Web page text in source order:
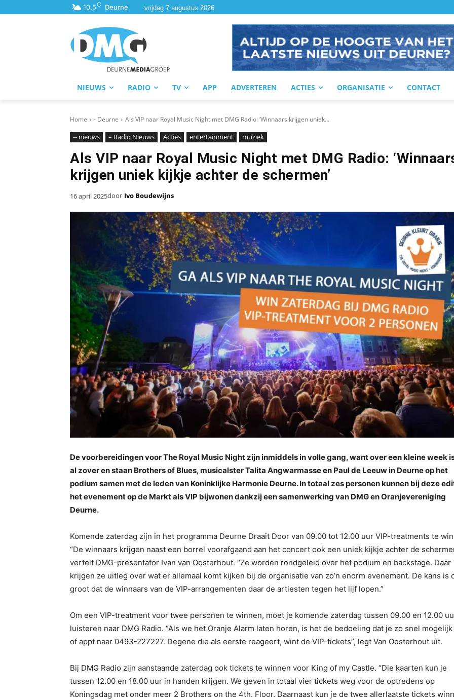
10.5C Deurne vrijdag 7 augustus 2026
NIEUWS RADIO TV APP ADVERTEREN ACTIES ORGANISATIE CONTACT
Home - Deurne Als VIP naar Royal Music Night met DMG Radio: ‘Winnaars krijgen uniek...
-- nieuws – Radio Nieuws Acties entertainment muziek
Als VIP naar Royal Music Night met DMG Radio:
krijgen uniek kijkje achter de schermen’
16 april 2025door Ivo Boudewijns
De voorbereidingen voor The Royal Music Night zijn inmiddels in volle gang, want over een kleine week
al zover en staan Brothers of Blues, musicalster Talita Angwarmasse en Paul de Leeuw in Deurne op het
podium samen met de leden van Koninklijke Harmonie Deurne. In totaal zes personen kunnen bij deze
het evenement op de Markt als VIP bijwonen dankzij een samenwerking van DMG en Oranjevereniging
Deurne.
Komende zaterdag zijn in het programma Deurne Draait Door van 09.00 tot 12.00 uur VIP-treatments te
“De winnaars krijgen naast een borrel voorafgaand aan het concert ook een uniek kijkje achter de
vertelt DMG-presentator Ivan van Oosterhout. “Ze worden rondgeleid over het podium en backstage. Daar
krijgen ze uitleg over wat er allemaal komt kijken bij de organisatie van zo’n enorm evenement. De kans is
groot dat de winnaars van de VIP-arrangementen daar de artiesten tegen het lijf lopen.”
Om een VIP-treatment voor twee personen te winnen, moet je komende zaterdag tussen 09.00 en 12.00
luisteren naar DMG Radio. “Als we het Oranje Alarm laten horen, is het de bedoeling dat je zo snel
of appt naar 0493-227227. Degene die als eerste reageert, wint de VIP-tickets”, legt Van Oosterhout uit.
Bij DMG Radio zijn aanstaande zaterdag ook tickets te winnen voor King of my Castle. “Die kaarten kun je
tussen 12.00 en 18.00 uur in handen krijgen. We geven in totaal vier tickets weg voor de optredens op
Koningsdag met onder meer 2 Brothers on the 4th. Floor. Daarnaast kun je de twee allerlaatste tickets